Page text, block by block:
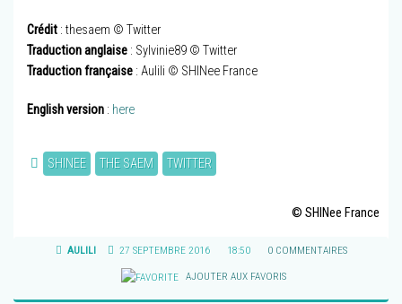
Crédit : thesaem © Twitter
Traduction anglaise : Sylvinie89 © Twitter
Traduction française : Aulili © SHINee France
English version : here
SHINEE THE SAEM TWITTER
© SHINee France
AULILI 27 SEPTEMBRE 2016 18:50 0 COMMENTAIRES
AJOUTER AUX FAVORIS